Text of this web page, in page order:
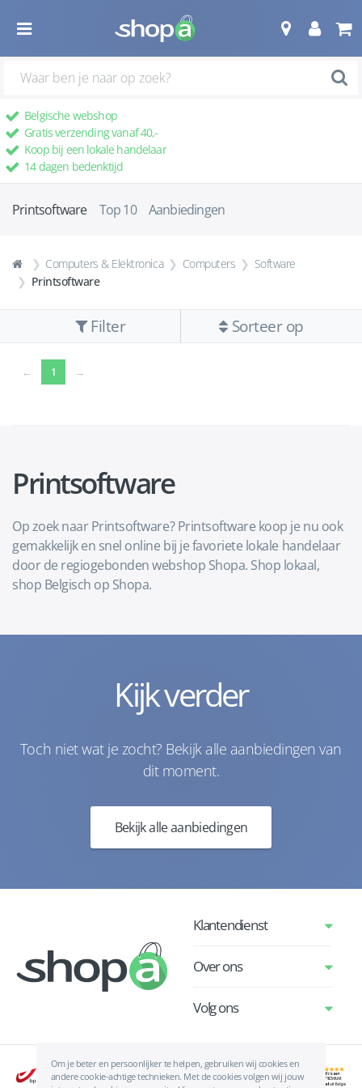
Belgische webshop
Gratis verzending vanaf 40,-
Koop bij een lokale handelaar
14 dagen bedenktijd
Printsoftware Top 10 Aanbiedingen
Computers & Elektronica Computers
Software
Printsoftware
Filter Sorteer op
← 1 (current)
→
Printsoftware
Op zoek naar Printsoftware? Printsoftware koop je nu ook
gemakkelijk en snel online bij je favoriete lokale handelaar
door de regiogebonden webshop Shopa. Shop lokaal,
shop Belgisch op Shopa.
Kijk verder
Toch niet wat je zocht? Bekijk alle aanbiedingen van
dit moment.
Bekijk alle aanbiedingen
Om je beter en persoonlijker te helpen, gebruiken wij cookies en
andere cookie-achtige technieken. Met de cookies volgen wij jouw
Klantendienst
Over ons
Volg ons